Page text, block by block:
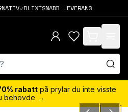
BLIXTSNABB LEVERANS
items in cart,
rabatt på prylar du inte visste
behövde →